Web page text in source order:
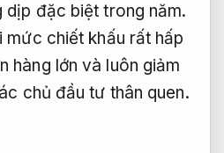
dịp đặc biệt trong năm.
chiết khấu rất hấp
hàng lớn và luôn giảm
chủ đầu tư thân quen.